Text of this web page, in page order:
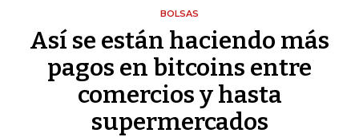
BOLSAS
Así se están haciendo más
pagos en bitcoins entre
comercios y hasta
supermercados